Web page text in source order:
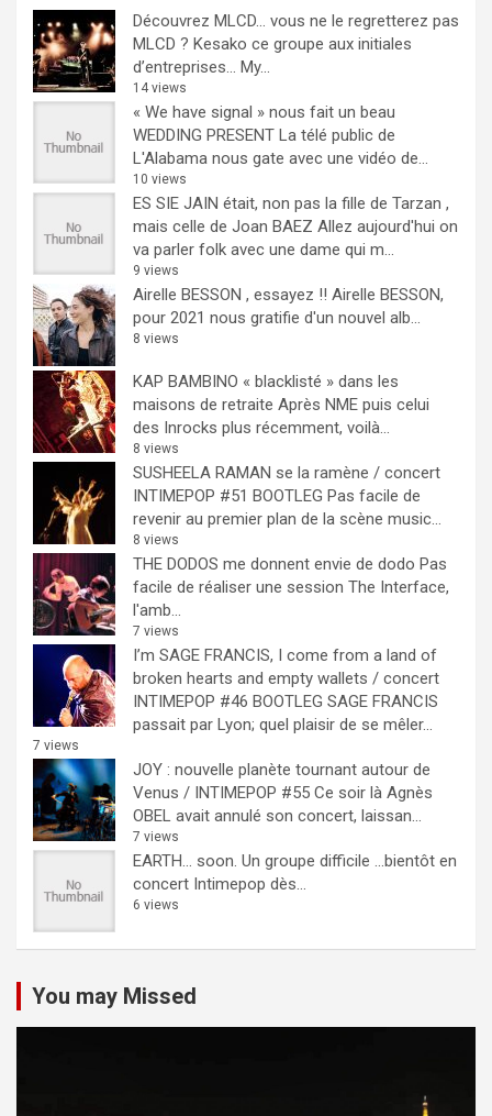
Découvrez MLCD… vous ne le regretterez pas
MLCD ? Kesako ce groupe aux initiales
d’entreprises… My...
14 views
« We have signal » nous fait un beau
WEDDING PRESENT La télé public de
L'Alabama nous gate avec une vidéo de...
10 views
ES SIE JAIN était, non pas la fille de Tarzan ,
mais celle de Joan BAEZ Allez aujourd'hui on
va parler folk avec une dame qui m...
9 views
Airelle BESSON , essayez !! Airelle BESSON,
pour 2021 nous gratifie d'un nouvel alb...
8 views
KAP BAMBINO « blacklisté » dans les
maisons de retraite Après NME puis celui
des Inrocks plus récemment, voilà...
8 views
SUSHEELA RAMAN se la ramène / concert
INTIMEPOP #51 BOOTLEG Pas facile de
revenir au premier plan de la scène music...
8 views
THE DODOS me donnent envie de dodo Pas
facile de réaliser une session The Interface,
l'amb...
7 views
I’m SAGE FRANCIS, I come from a land of
broken hearts and empty wallets / concert
INTIMEPOP #46 BOOTLEG SAGE FRANCIS
passait par Lyon; quel plaisir de se mêler...
7 views
JOY : nouvelle planète tournant autour de
Venus / INTIMEPOP #55 Ce soir là Agnès
OBEL avait annulé son concert, laissan...
7 views
EARTH… soon. Un groupe difficile ...bientôt en
concert Intimepop dès...
6 views
You may Missed